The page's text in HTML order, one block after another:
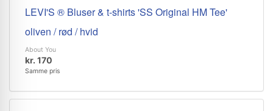
LEVI'S ® Bluser & t-shirts 'SS Original HM Tee'
oliven / rød / hvid
About You
kr. 170
Samme pris